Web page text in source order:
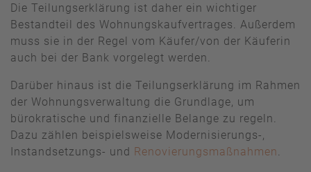
Die Teilungserklärung ist daher ein wichtiger
Bestandteil des Wohnungskaufvertrages. Außerdem
muss sie in der Regel vom Käufer/von der Käuferin
auch bei der Bank vorgelegt werden.
Darüber hinaus ist die Teilungserklärung im Rahmen
der Wohnungsverwaltung die Grundlage, um
bürokratische und finanzielle Belange zu regeln.
Dazu zählen beispielsweise Modernisierungs-,
Instandsetzungs- und Renovierungsmaßnahmen